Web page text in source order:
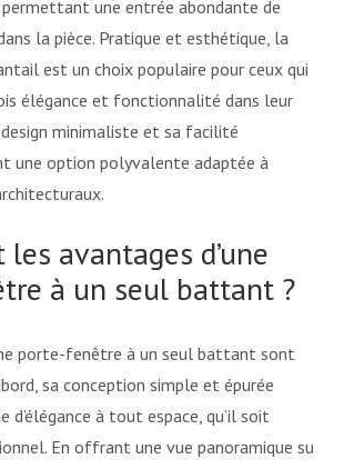
une entrée abondante de
la pièce. Pratique et esthétique, la
est un choix populaire pour ceux qui
élégance et fonctionnalité dans leur
design minimaliste et sa facilité
une option polyvalente adaptée à
avantages d’une
à un seul battant ?
porte-fenêtre à un seul battant sont
sa conception simple et épurée
d’élégance à tout espace, qu’il soit
En offrant une vue panoramique sur